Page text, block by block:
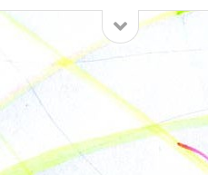
Sidebar
sidebar
« Et ne venez
prend l’eau. Le